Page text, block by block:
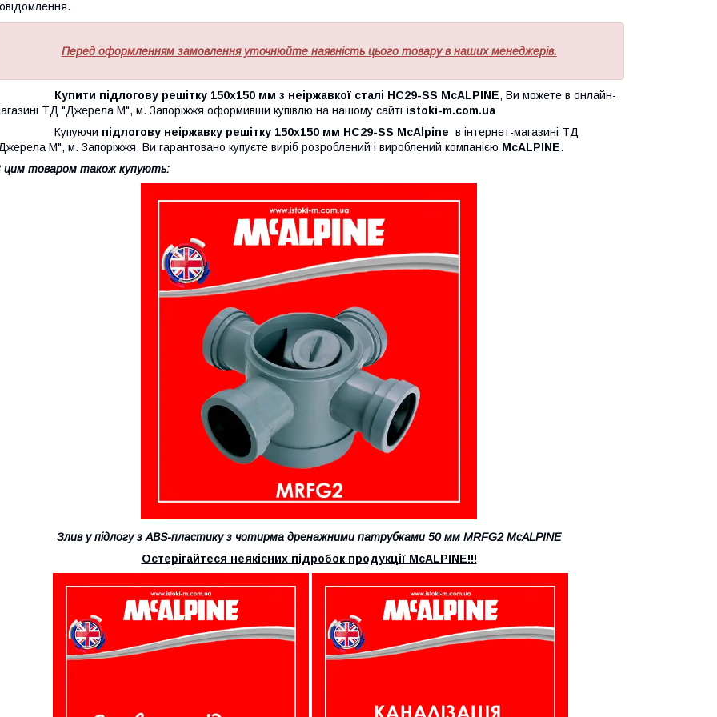
Перед оформленням замовлення уточнюйте наявність цього товару в наших менеджерів.
Купити підлогову решітку 150х150 мм з неіржавкої сталі HC29-SS McALPINE, Ви можете в онлайн-
ТД "Джерела М", м. Запоріжжя оформивши купівлю на нашому сайті istoki-m.com.ua
Купуючи підлогову неіржавку решітку 150х150 мм HC29-SS McAlpine в інтернет-магазині ТД
М", м. Запоріжжя, Ви гарантовано купуєте виріб розроблений і вироблений компанією McALPINE.
цим товаром також купують:
Злив у підлогу з ABS-пластику з чотирма дренажними патрубками 50 мм MRFG2 McALPINE
Остерігайтеся неякісних підробок продукції McALPINE!!!